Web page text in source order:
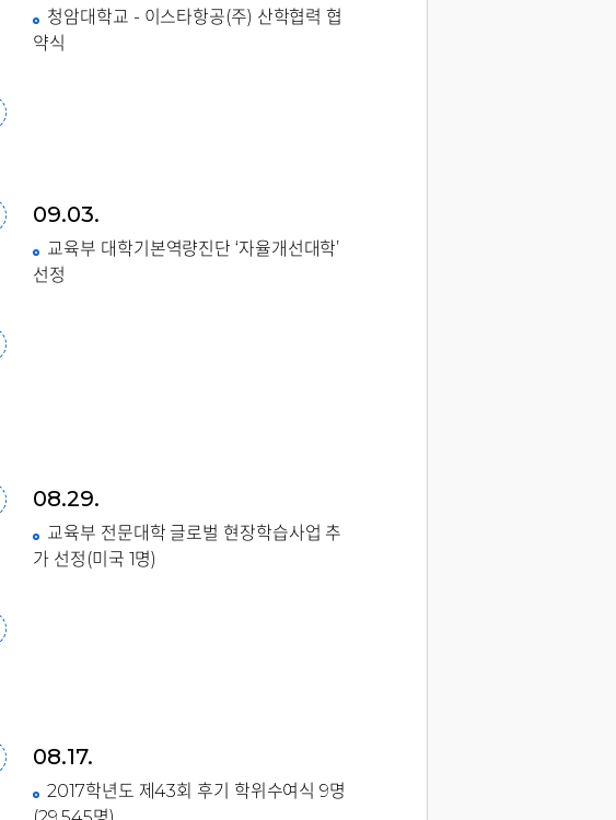
청암대학교 - 이스타항공(주) 산학협력 협
약식
09.03.
교육부 대학기본역량진단 ‘자율개선대학’
선정
08.29.
교육부 전문대학 글로벌 현장학습사업 추
가 선정(미국 1명)
08.17.
2017학년도 제43회 후기 학위수여식 9명